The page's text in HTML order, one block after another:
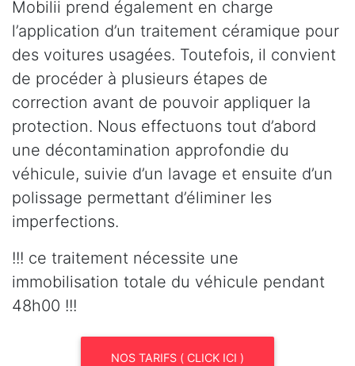
Mobilii prend également en charge
l’application d’un traitement céramique pour
des voitures usagées. Toutefois, il convient
de procéder à plusieurs étapes de
correction avant de pouvoir appliquer la
protection. Nous effectuons tout d’abord
une décontamination approfondie du
véhicule, suivie d’un lavage et ensuite d’un
polissage permettant d’éliminer les
imperfections.
!!! ce traitement nécessite une
immobilisation totale du véhicule pendant
48h00 !!!
NOS TARIFS ( CLICK ICI )